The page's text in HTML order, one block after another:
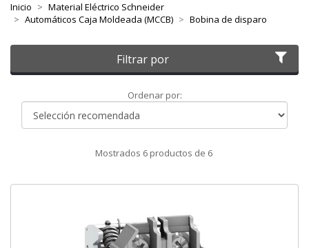
Inicio
Material Eléctrico Schneider
Automáticos Caja Moldeada (MCCB)
Bobina de disparo
Filtrar por
Ordenar por:Ordenar
Mostrados 6productos de 6